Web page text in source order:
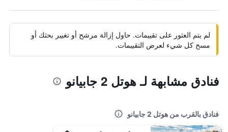
لم يتم العثور على تقييمات. حاول إزالة مرشح أو تغيير بحثك أو
مسح كل شيء لعرض التقييمات.
فنادق مشابهة لـ هوتل 2 جابيانو
فنادق بالقرب من هوتل 2 جابيانو